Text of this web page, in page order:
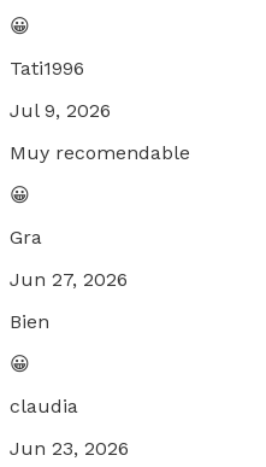
😀
Tati1996
Jul 9, 2026
Muy recomendable
😀
Gra
Jun 27, 2026
Bien
😀
claudia
Jun 23, 2026